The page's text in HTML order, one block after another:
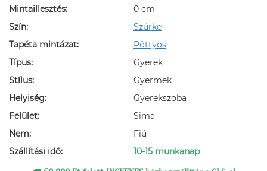
Mintaillesztés:
0 cm
Szín:
Szürke
Tapéta mintázat:
Pöttyös
Típus:
Gyerek
Stílus:
Gyermek
Helyiség:
Gyerekszoba
Felület:
Sima
Nem:
Fiú
Szállítási idő:
10-15 munkanap